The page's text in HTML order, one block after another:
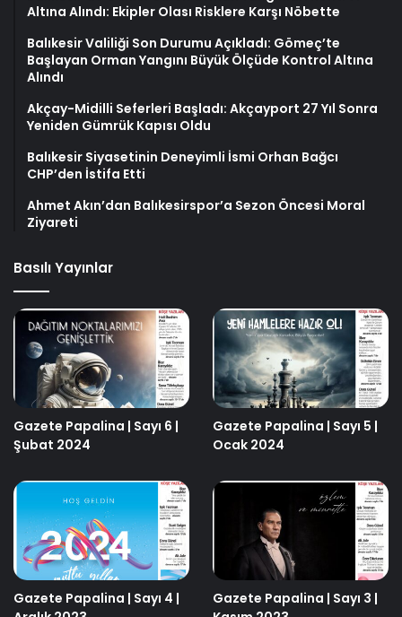
Altına Alındı: Ekipler Olası Risklere Karşı Nöbette
Balıkesir Valiliği Son Durumu Açıkladı: Gömeç’te
Başlayan Orman Yangını Büyük Ölçüde Kontrol Altına
Alındı
Akçay-Midilli Seferleri Başladı: Akçayport 27 Yıl Sonra
Yeniden Gümrük Kapısı Oldu
Balıkesir Siyasetinin Deneyimli İsmi Orhan Bağcı
CHP’den İstifa Etti
Ahmet Akın’dan Balıkesirspor’a Sezon Öncesi Moral
Ziyareti
Basılı Yayınlar
Gazete Papalina | Sayı 6 |
Şubat 2024
Gazete Papalina | Sayı 5 |
Ocak 2024
Gazete Papalina | Sayı 4 |
Gazete Papalina | Sayı 3 |